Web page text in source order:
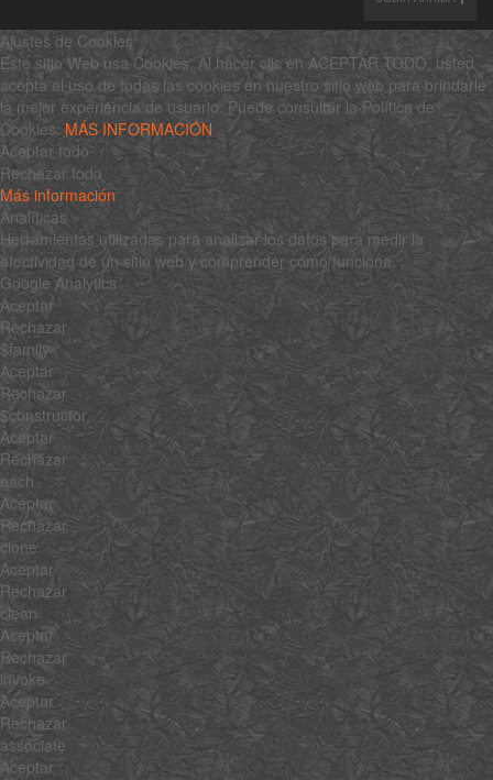
Ajustes de Cookies
Este sitio Web usa Cookies. Al hacer clic en ACEPTAR TODO, usted
acepta el uso de todas las cookies en nuestro sitio web para brindarle
la mejor experiencia de usuario. Puede consultar la Política de
Cookies: MÁS INFORMACIÓN
Aceptar todo
Rechazar todo
Más información
Analíticas
Herramientas utilizadas para analizar los datos para medir la
efectividad de un sitio web y comprender cómo funciona.
Google Analytics
Aceptar
Rechazar
$family
Aceptar
Rechazar
$constructor
Aceptar
Rechazar
each
Aceptar
Rechazar
clone
Aceptar
Rechazar
clean
Aceptar
Rechazar
invoke
Aceptar
Rechazar
associate
Aceptar